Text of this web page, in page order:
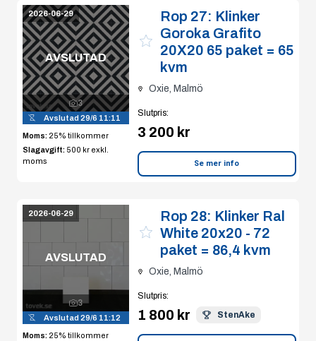
2026-06-29
AVSLUTAD
3
Avslutad29/6 11:11
Moms: 25% tillkommer
Slagavgift: 500 kr exkl.
moms
Rop 27: Klinker
Goroka Grafito
20X20 65 paket = 65
kvm
Oxie, Malmö
Slutpris:
3 200 kr
Se mer info
2026-06-29
AVSLUTAD
3
Avslutad29/6 11:12
Moms: 25% tillkommer
Rop 28: Klinker Ral
White 20x20 - 72
paket = 86,4 kvm
Oxie, Malmö
Slutpris:
1 800 kr StenAke